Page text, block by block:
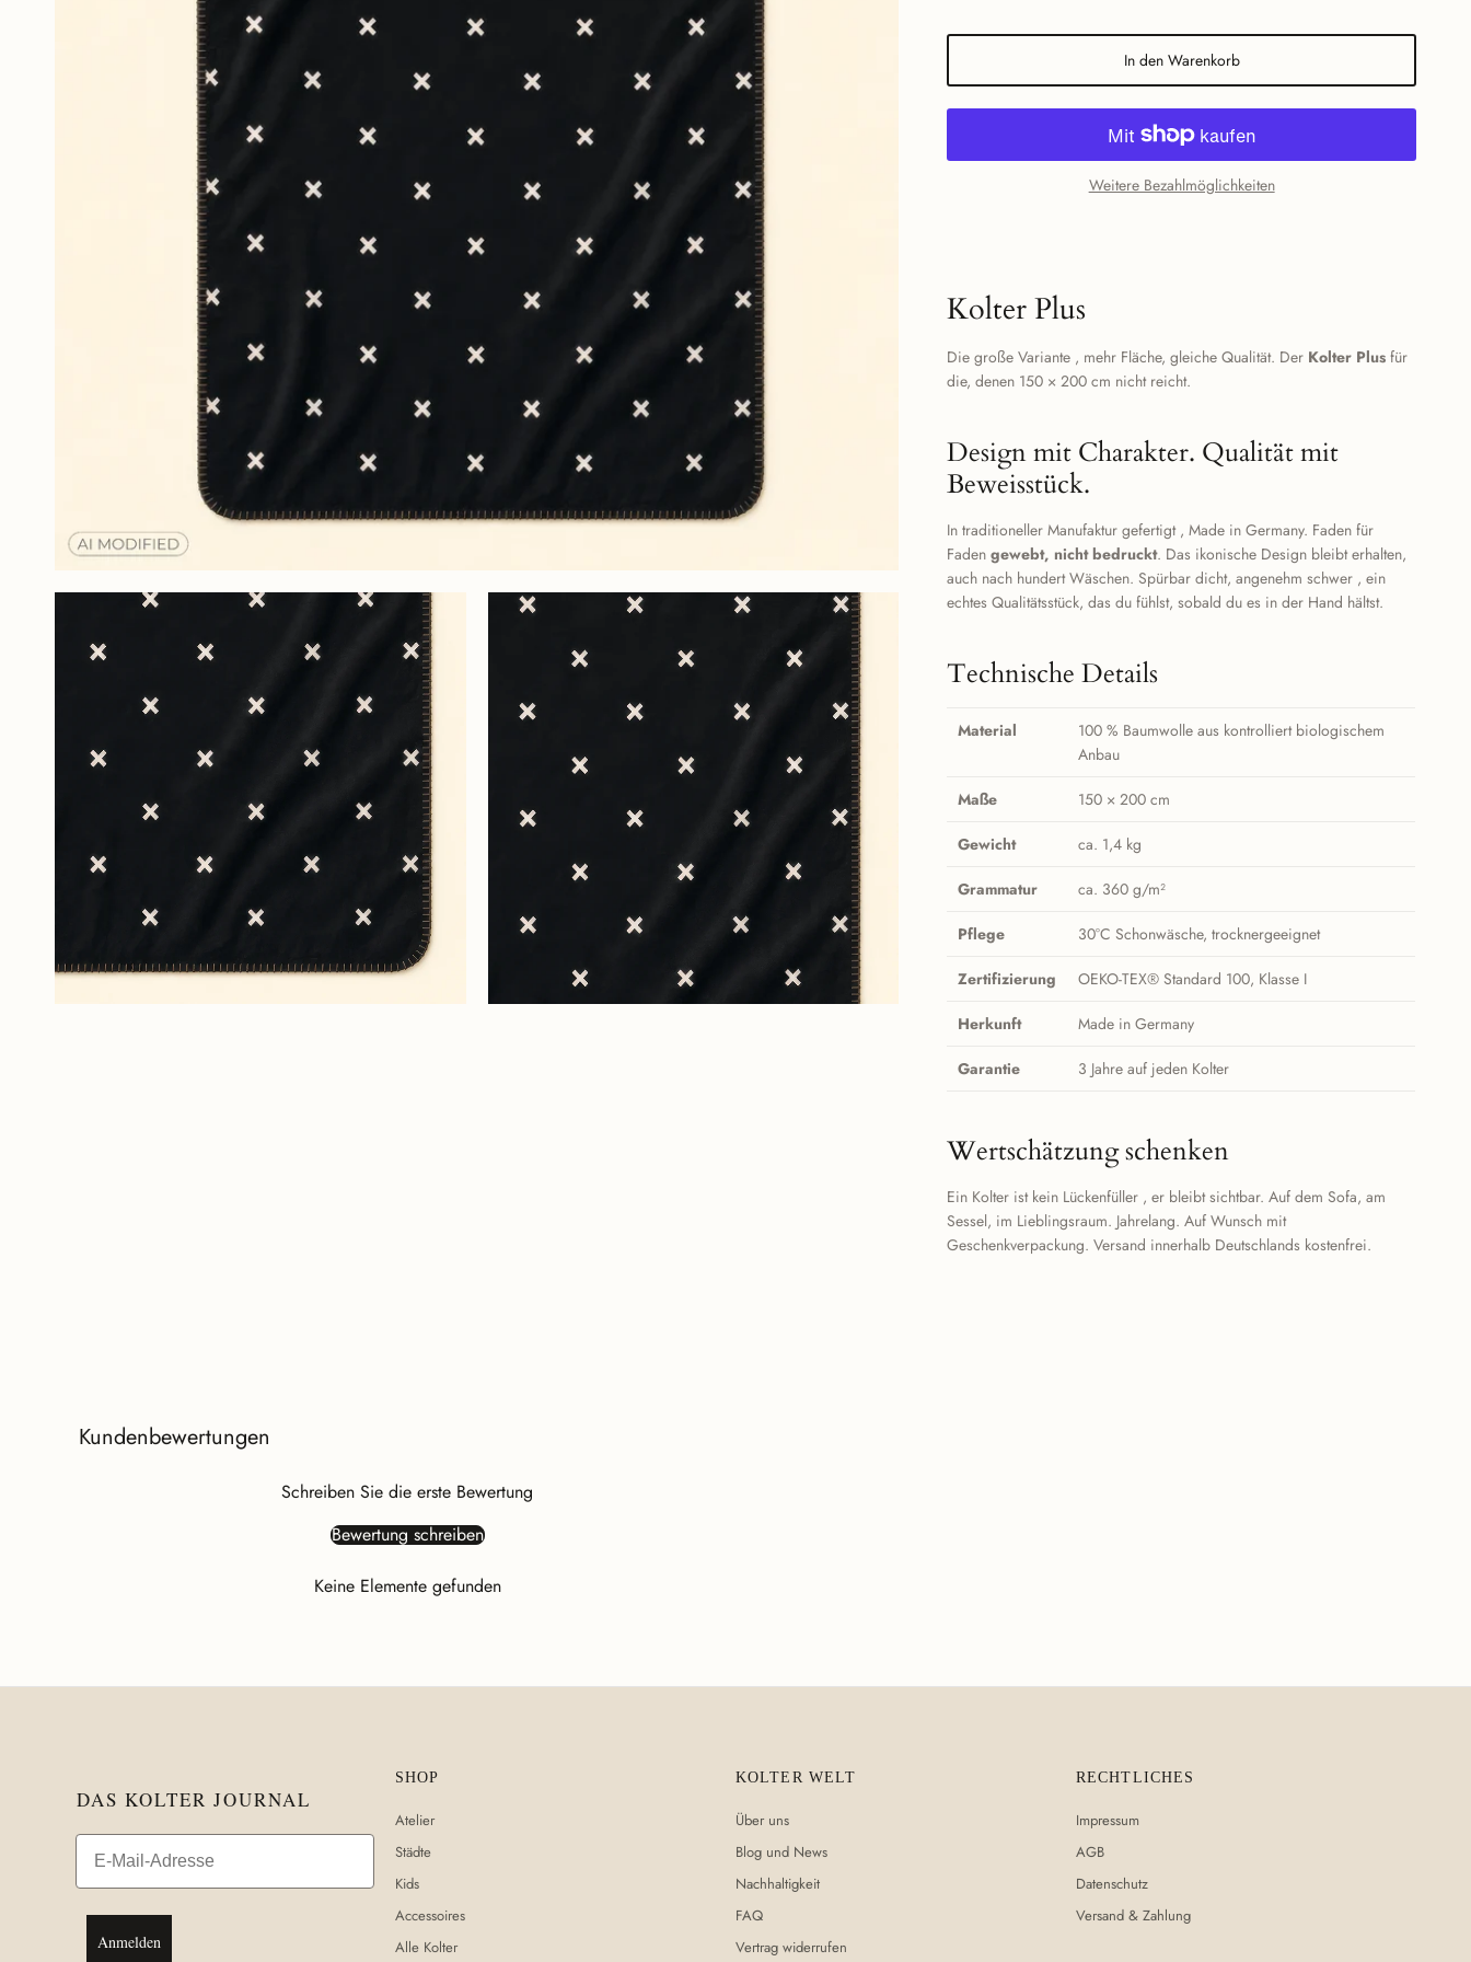
In den Warenkorb
Weitere Bezahlmöglichkeiten
Kolter Plus
Die große Variante , mehr Fläche, gleiche Qualität. Der Kolter Plus für
die, denen 150 × 200 cm nicht reicht.
Design mit Charakter. Qualität mit
Beweisstück.
In traditioneller Manufaktur gefertigt , Made in Germany. Faden für
Fadengewebt, nicht bedruckt. Das ikonische Design bleibt erhalten,
auch nach hundert Wäschen. Spürbar dicht, angenehm schwer , ein
echtes Qualitätsstück, das du fühlst, sobald du es in der Hand hältst.
Technische Details
Material
100 % Baumwolle aus kontrolliert biologischem
Anbau
Maße 150 × 200 cm
Gewicht ca. 1,4 kg
Grammatur ca. 360 g/m²
Pflege 30°C Schonwäsche, trocknergeeignet
Zertifizierung OEKO-TEX® Standard 100, Klasse I
Herkunft Made in Germany
Garantie 3 Jahre auf jeden Kolter
Wertschätzung schenken
Ein Kolter ist kein Lückenfüller , er bleibt sichtbar. Auf dem Sofa, am
Sessel, im Lieblingsraum. Jahrelang. Auf Wunsch mit
Geschenkverpackung. Versand innerhalb Deutschlands kostenfrei.
Kundenbewertungen
Schreiben Sie die erste Bewertung
Bewertung schreiben
Keine Elemente gefunden
DAS KOLTER JOURNAL
Email
Anmelden
SHOP
Atelier
Städte
Kids
Accessoires
Alle Kolter
KOLTER WELT
Über uns
Blog und News
Nachhaltigkeit
FAQ
Vertrag widerrufen
RECHTLICHES
Impressum
AGB
Datenschutz
Versand & Zahlung